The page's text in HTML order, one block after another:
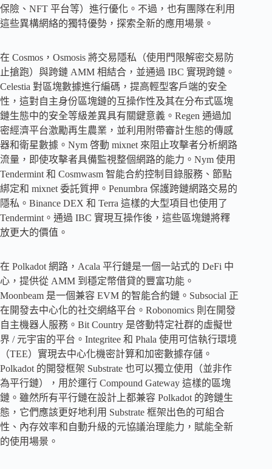
保險、NFT 平台等）進行優化。不過，也有團隊在利用
這些異構網絡的獨特優勢，探索全新的應用場景。
在 Cosmos，Osmosis 將交易隱私（使用門限解密交易防
止搶跑）與跨鏈 AMM 相結合，並通過 IBC 實現跨鏈。
Celestia 對區塊數據進行編碼，提高輕型客戶端的安全
性，這對自主身份區塊鏈的互操作性及其在分布式區塊
鏈生態中的安全等級差異具有關鍵意義。Regen 通過加
密經濟平台激勵再生農業，並利用附帶審計生態的傳感
器和衛星數據。Nym 啓動 mixnet 來阻止攻擊者分析網路
流量，即使攻擊者具備監視整個網路的能力。Nym 使用
Tendermint 和 Cosmwasm 智能合約控制目錄服務、節點
綁定和 mixnet 委託質押。Penumbra 保護跨鏈網路交易的
隱私。Binance DEX 和 Terra 這樣的大型項目也使用了
Tendermint。通過 IBC 實現互操作後，這些區塊鏈將釋
放更大的價值。
在 Polkadot 網路，Acala 平行鏈是一個一站式的 DeFi 中
心，提供從 AMM 到穩定幣借貸的豐富功能。
Moonbeam 是一個兼容 EVM 的智能合約鏈。Subsocial 正
在開發去中心化的社交網絡平台。Robonomics 則在開發
自主機器人服務。Bit Country 是啓動特定社群的虛擬世
界 / 元宇宙的平台。Integritee 和 Phala 使用可信執行環境
（TEE）實現去中心化機密計算和加密數據存儲。
Polkadot 的開發框架 Substrate 也可以獨立使用（並非作
為平行鏈），用於運行 Compound Gateway 這樣的區塊
鏈。雖然所有平行鏈在設計上都兼容 Polkadot 的跨鏈生
態，它們應該更好地利用 Substrate 框架出色的可組合
性、內存效率和自動升級的元協議治理能力，賦能全新
的使用場景。